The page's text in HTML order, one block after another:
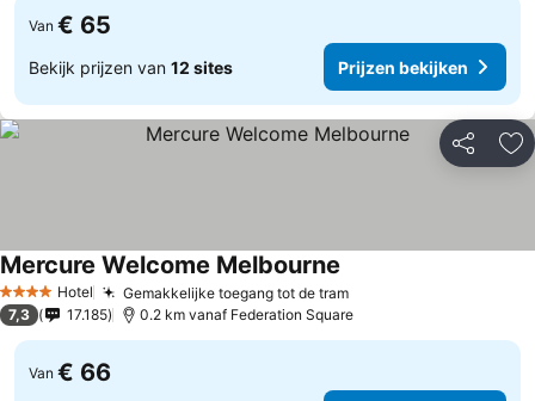
Van € 65
Bekijk prijzen van 12 sites Prijzen bekijken
Delen
4 SterrenHotel Gemakkelijke toegang tot de tram
Mercure Welcome Melbourne
7,3 17.185 0.2 km vanaf Federation Square
Van € 66